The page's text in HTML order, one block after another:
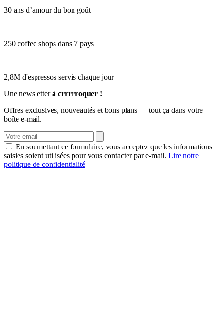
30 ans d’amour du bon goût
250 coffee shops dans 7 pays
2,8M d'espressos servis chaque jour
Une newsletterà crrrrroquer !
Offres exclusives, nouveautés et bons plans — tout ça dans votre
boîte e-mail.
En soumettant ce formulaire, vous acceptez que les informations
saisies soient utilisées pour vous contacter par e-mail. Lire notre
politique de confidentialité